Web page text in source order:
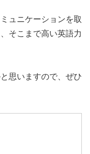
ュニケーションを取
そこまで高い英語力
思いますので、ぜひ